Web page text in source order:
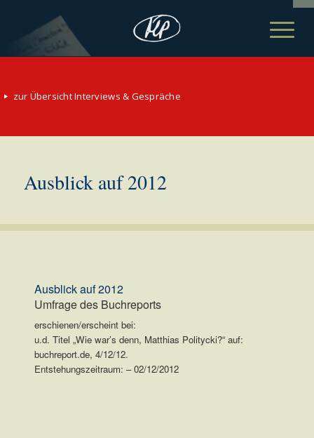
zur Übersicht Interviews & Gespräche
Ausblick auf 2012
Ausblick auf 2012
Umfrage des Buchreports
erschienen/erscheint bei:
u.d. Titel „Wie war’s denn, Matthias Politycki?“ auf:
buchreport.de, 4/12/12.
Entstehungszeitraum: – 02/12/2012